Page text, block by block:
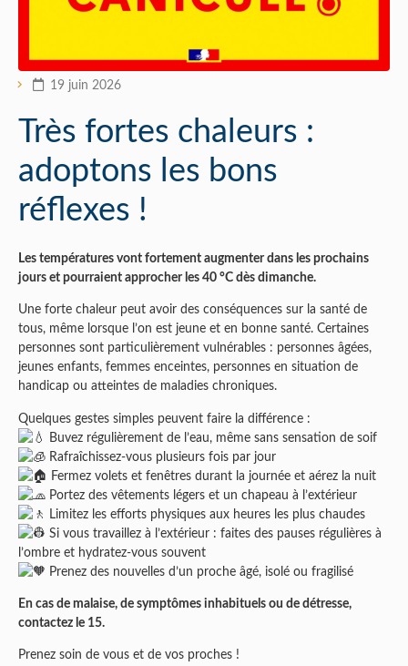
19 juin 2026
Très fortes chaleurs :
adoptons les bons
réflexes !
Les températures vont fortement augmenter dans les prochains
jours et pourraient approcher les 40 °C dès dimanche.
Une forte chaleur peut avoir des conséquences sur la santé de
tous, même lorsque l’on est jeune et en bonne santé. Certaines
personnes sont particulièrement vulnérables : personnes âgées,
jeunes enfants, femmes enceintes, personnes en situation de
handicap ou atteintes de maladies chroniques.
Quelques gestes simples peuvent faire la différence :
Buvez régulièrement de l’eau, même sans sensation de soif
Rafraîchissez-vous plusieurs fois par jour
Fermez volets et fenêtres durant la journée et aérez la nuit
Portez des vêtements légers et un chapeau à l’extérieur
Limitez les efforts physiques aux heures les plus chaudes
Si vous travaillez à l’extérieur : faites des pauses régulières à
l’ombre et hydratez-vous souvent
Prenez des nouvelles d’un proche âgé, isolé ou fragilisé
En cas de malaise, de symptômes inhabituels ou de détresse,
contactez le 15.
Prenez soin de vous et de vos proches !